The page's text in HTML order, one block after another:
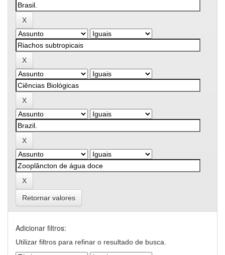
Retornar valores
Adicionar filtros:
Utilizar filtros para refinar o resultado de busca.